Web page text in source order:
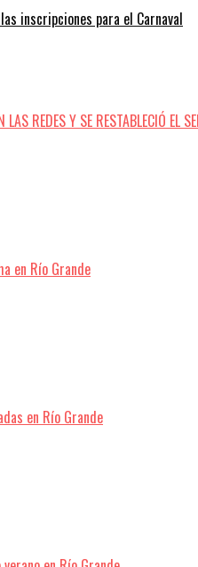
inscripciones para el Carnaval
REDES Y SE RESTABLECIÓ EL
en Río Grande
en Río Grande